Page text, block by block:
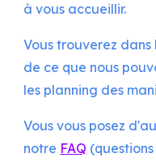
à vous accueillir.
Vous trouverez dans
de ce que nous
les planning des
Vous vous posez
notre FAQ